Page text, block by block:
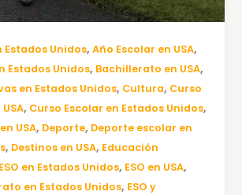
Estados Unidos,Año Escolar en USA,
Estados Unidos, Bachillerato en USA,
en Estados Unidos, Cultura, Curso
, Curso Escolar en Estados Unidos,
USA, Deporte, Deporte escolar en
, Destinos en USA, Educación
ESO en Estados Unidos, ESO en USA,
en Estados Unidos, ESO y